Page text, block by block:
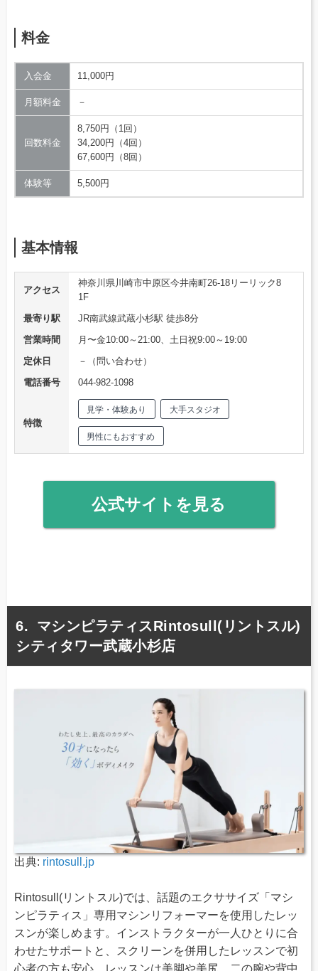
料金
入会金 11,000円
月額料金 －
回数料金
8,750円（1回）
34,200円（4回）
67,600円（8回）
体験等 5,500円
基本情報
アクセス
神奈川県川崎市中原区今井南町26-18リーリック8
1F
最寄り駅
JR南武線武蔵小杉駅 徒歩8分
営業時間
月〜金10:00～21:00、土日祝9:00～19:00
定休日
－（問い合わせ）
電話番号
044-982-1098
特徴
見学・体験あり 大手スタジオ
男性にもおすすめ
公式サイトを見る
マシンピラティスRintosull(リントスル)
シティタワー武蔵小杉店
出典: rintosull.jp
Rintosull(リントスル)では、話題のエクササイズ「マシ
ンピラティス」専用マシンリフォーマーを使用したレッ
スンが楽しめます。インストラクターが一人ひとりに合
わせたサポートと、スクリーンを併用したレッスンで初